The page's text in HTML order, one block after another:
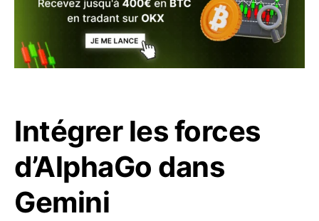
Intégrer les forces
d’AlphaGo dans
Gemini